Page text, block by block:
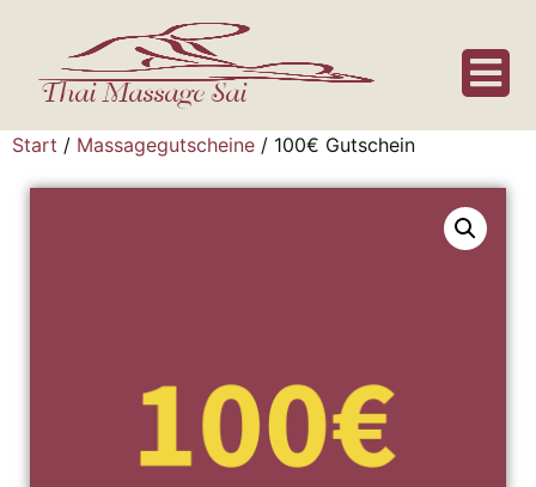
Thai Massage Sai
Start / Massagegutscheine / 100€ Gutschein